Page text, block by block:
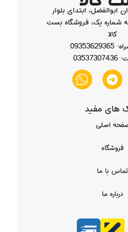
ابوالفضل، ابتدای بلوار
شماره یک، فروشگاه بست
کالا
های مفید
اصلی
فروشگاه
تماس با ما
درباره ما